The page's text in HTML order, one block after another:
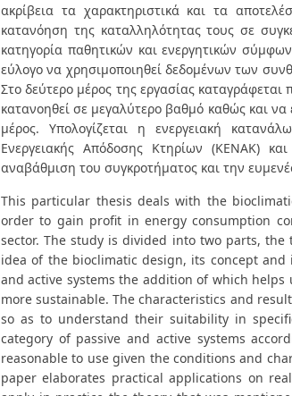
ακρίβεια τα χαρακτηριστικά και τα
κατανόηση της καταλληλότητας τους σε
κατηγορία παθητικών και ενεργητικών
εύλογο να χρησιμοποιηθεί δεδομένων των
Στο δεύτερο μέρος της εργασίας
κατανοηθεί σε μεγαλύτερο βαθμό καθώς και
μέρος. Υπολογίζεται η ενεργειακή
Ενεργειακής Απόδοσης Κτηρίων (ΚΕΝΑΚ)
αναβάθμιση του συγκροτήματος και την
This particular thesis deals with the
order to gain profit in energy consumption
sector. The study is divided into two parts,
idea of the bioclimatic design, its concept
and active systems the addition of which
more sustainable. The characteristics and
so as to understand their suitability in
category of passive and active systems
reasonable to use given the conditions and
paper elaborates practical applications on